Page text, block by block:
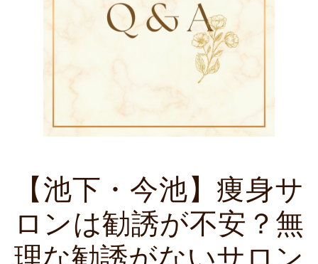
【池下・今池】痩身サ
ロンは勧誘が不安？無
理な勧誘がないサロン